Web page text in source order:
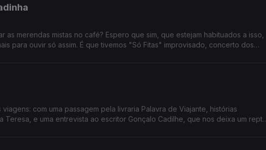
merendas mistas no café? Espero que sim, que estejam habituados a isso,
para ouvir só assim. É que tivemos "Só Fitas" improvisado, concerto dos
com uma passagem pela livraria Palavra de Viajante, histórias
Teresa, e uma entrevista ao escritor Gonçalo Cadilhe, que nos deixa um repto